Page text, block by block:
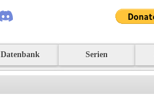
Datenbank Serien